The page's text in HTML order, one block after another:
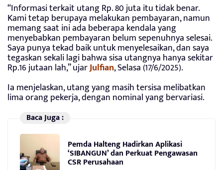
“Informasi terkait utang Rp. 80 juta itu tidak benar.
Kami tetap berupaya melakukan pembayaran, namun
memang saat ini ada beberapa kendala yang
menyebabkan pembayaran belum sepenuhnya selesai.
Saya punya tekad baik untuk menyelesaikan, dan saya
tegaskan sekali lagi bahwa sisa utangnya hanya sekitar
Rp.16 jutaan lah,” ujarJulfian, Selasa (17/6/2025).
Ia menjelaskan, utang yang masih tersisa melibatkan
lima orang pekerja, dengan nominal yang bervariasi.
Baca Juga :
Pemda Halteng Hadirkan Aplikasi
‘SIBANGUN’ dan Perkuat Pengawasan
CSR Perusahaan